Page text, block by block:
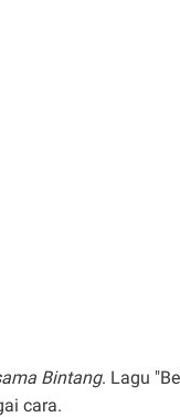
Bintang. Lagu
cara.